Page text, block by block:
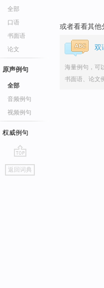
全部
口语
书面语
论文
原声例句
全部
音频例句
视频例句
权威例句
go
top
返回词典
或者看看其他
双
海量例句，可
书面语、论文